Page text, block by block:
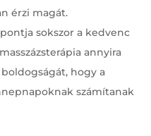
érzi magát.
sokszor a kedvenc
annyira
hogy a
számítanak